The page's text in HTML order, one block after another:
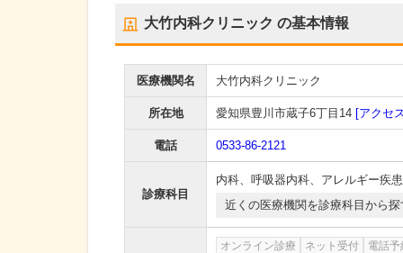
大竹内科クリニック の基本情報
医療機関名 大竹内科クリニック
所在地 愛知県豊川市蔵子6丁目14 [アクセ
電話 0533-86-2121
診療科目
内科、 呼吸器内科、 アレルギー疾
近くの医療機関を診療科目から探
オンライン診療 ネット受付 電話予